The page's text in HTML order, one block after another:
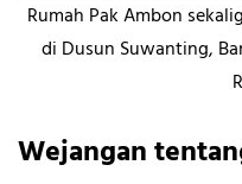
Rumah Pak Ambon
di Dusun Suwanting,
Wejangan